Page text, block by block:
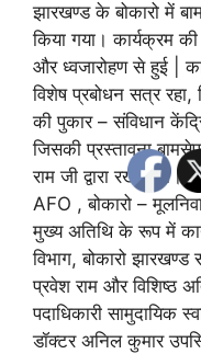
झारखण्ड के बोकारो में
किया गया। कार्यक्रम
और ध्वजारोहण से हुई |
विशेष प्रबोधन सत्र
की पुकार – संविधान
जिसकी प्रस्तावना
राम जी द्वारा रखी
AFO , बोकारो –
मुख्य अतिथि के रूप में
विभाग, बोकारो झारखण्ड
प्रवेश राम और विशिष्ठ
पदाधिकारी सामुदायिक
डॉक्टर अनिल कुमार